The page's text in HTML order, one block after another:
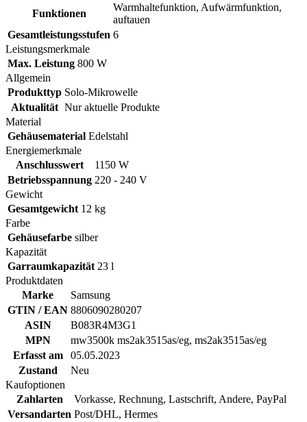
Funktionen
Warmhaltefunktion, Aufwärmfunktion,
auftauen
Gesamtleistungsstufen 6
Leistungsmerkmale
Max. Leistung 800 W
Allgemein
Produkttyp Solo-Mikrowelle
Aktualität Nur aktuelle Produkte
Material
Gehäusematerial Edelstahl
Energiemerkmale
Anschlusswert
1150 W
Betriebsspannung 220 - 240 V
Gewicht
Gesamtgewicht 12 kg
Farbe
Gehäusefarbe silber
Kapazität
Garraumkapazität 23 l
Produktdaten
Marke
Samsung
GTIN / EAN 8806090280207
ASIN
B083R4M3G1
MPN
mw3500k ms2ak3515as/eg, ms2ak3515as/eg
Erfasst am
05.05.2023
Zustand
Neu
Kaufoptionen
Zahlarten
Vorkasse, Rechnung, Lastschrift, Andere, PayPal
Versandarten Post/DHL, Hermes